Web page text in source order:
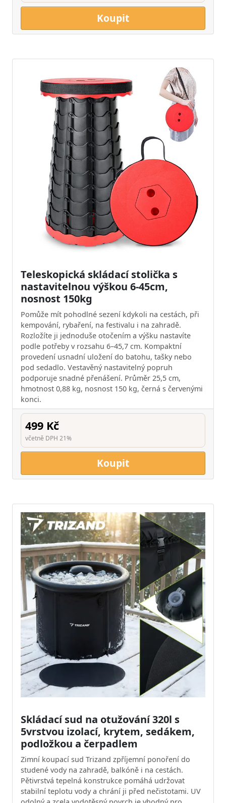
Koupit
Teleskopická skládací stolička s
nastavitelnou výškou 6-45cm,
nosnost 150kg
Pomůže mít pohodlné sezení kdykoli na cestách, při
kempování, rybaření, na festivalu i na zahradě.
Rozložíte ji jednoduše otočením a výšku nastavíte
podle potřeby v rozsahu 6–45,7 cm. Kompaktní
provedení usnadní uložení do batohu, tašky nebo
pod sedadlo. Vestavěný nastavitelný popruh
podporuje snadné přenášení. Průměr 25,5 cm,
hmotnost 0,88 kg, nosnost 150 kg, černá s červenými
konci.
499 Kč
včetně DPH 21%
Koupit
Skládací sud na otužování 320l s
5vrstvou izolací, krytem, sedákem,
podložkou a čerpadlem
Zimní koupací sud Trizand zpříjemní ponoření do
studené vody na zahradě, balkóně i na cestách.
Pětivrstvá tepelná konstrukce pomáhá udržovat
stabilní teplotu vody a chrání ji před nečistotami. UV